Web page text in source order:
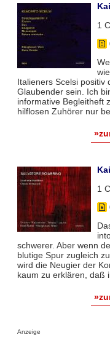
1
Italieners Scelsi positiv
Glaubender sein. Ich
informative Begleitheft
hilflosen Zuhörer nur
1
schwerer. Aber wenn
blutige Spur zugleich
wird die Neugier der
kaum zu erklären, daß
Anzeige